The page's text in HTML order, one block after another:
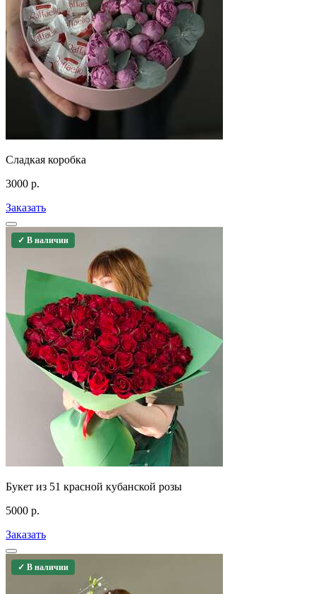
Сладкая коробка
3000 р.
Заказать
✓ В наличии
Букет из 51 красной кубанской розы
5000 р.
Заказать
✓ В наличии